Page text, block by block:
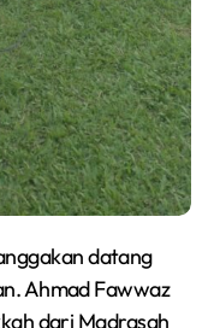
Ahmad Fawwaz
dari Madrasah